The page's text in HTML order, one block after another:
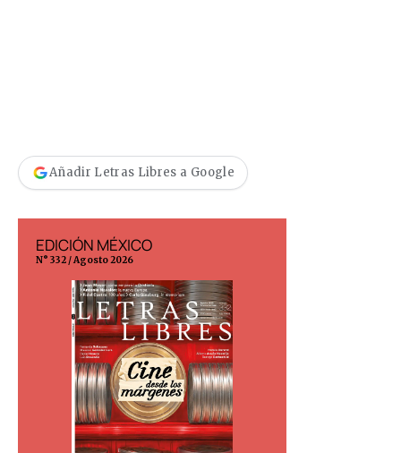
Añadir Letras Libres a Google
EDICIÓN MÉXICO
N° 332 / Agosto 2026